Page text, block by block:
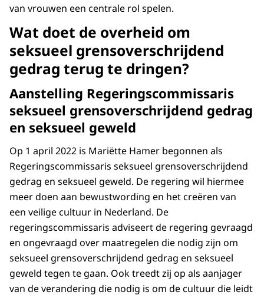
van vrouwen een centrale rol spelen.
Wat doet de overheid om
seksueel grensoverschrijdend
gedrag terug te dringen?
Aanstelling Regeringscommissaris
seksueel grensoverschrijdend gedrag
en seksueel geweld
Op 1 april 2022 is Mariëtte Hamer begonnen als
Regeringscommissaris seksueel grensoverschrijdend
gedrag en seksueel geweld. De regering wil hiermee
meer doen aan bewustwording en het creëren van
een veilige cultuur in Nederland. De
regeringscommissaris adviseert de regering gevraagd
en ongevraagd over maatregelen die nodig zijn om
seksueel grensoverschrijdend gedrag en seksueel
geweld tegen te gaan. Ook treedt zij op als aanjager
van de verandering die nodig is om de cultuur die leidt